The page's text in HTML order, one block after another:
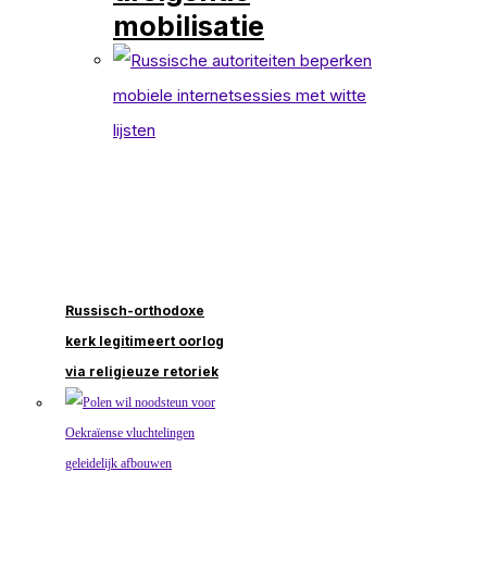
Russisch-orthodoxe
kerk legitimeert oorlog
via religieuze retoriek
mobilisatie